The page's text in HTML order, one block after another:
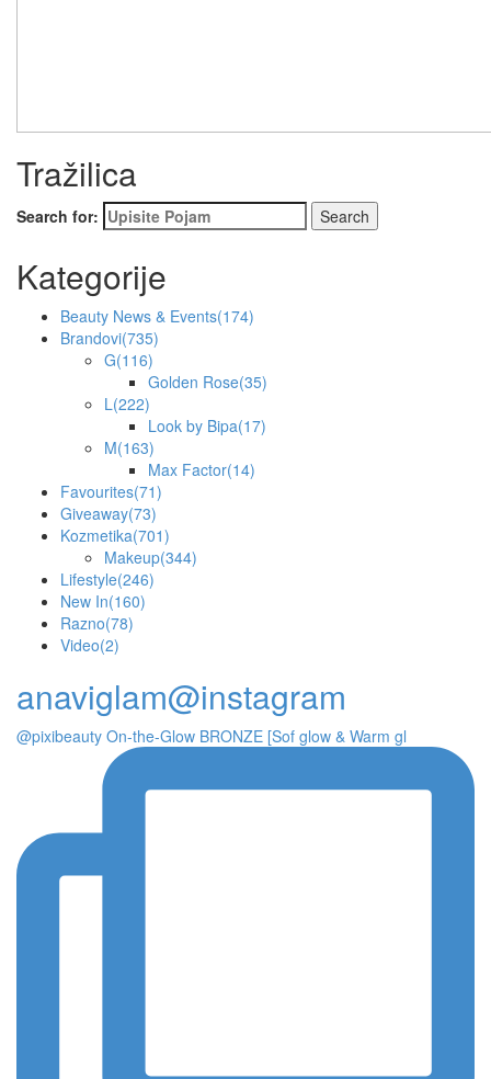
Tražilica
Search for:
Kategorije
Beauty News & Events(174)
Brandovi(735)
G(116)
Golden Rose(35)
L(222)
Look by Bipa(17)
M(163)
Max Factor(14)
Favourites(71)
Giveaway(73)
Kozmetika(701)
Makeup(344)
Lifestyle(246)
New In(160)
Razno(78)
Video(2)
anaviglam@instagram
@pixibeauty On-the-Glow BRONZE [Sof glow & Warm gl